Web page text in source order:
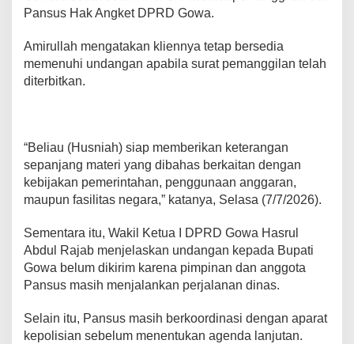
a
h
Pansus Hak Angket DPRD Gowa.
Amirullah mengatakan kliennya tetap bersedia
memenuhi undangan apabila surat pemanggilan telah
diterbitkan.
“Beliau (Husniah) siap memberikan keterangan
sepanjang materi yang dibahas berkaitan dengan
kebijakan pemerintahan, penggunaan anggaran,
maupun fasilitas negara,” katanya, Selasa (7/7/2026).
Sementara itu, Wakil Ketua I DPRD Gowa Hasrul
Abdul Rajab menjelaskan undangan kepada Bupati
Gowa belum dikirim karena pimpinan dan anggota
Pansus masih menjalankan perjalanan dinas.
Selain itu, Pansus masih berkoordinasi dengan aparat
kepolisian sebelum menentukan agenda lanjutan.